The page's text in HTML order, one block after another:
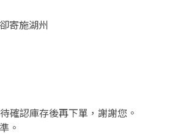
寄施湖州
確認庫存後再下單，謝謝您。
。